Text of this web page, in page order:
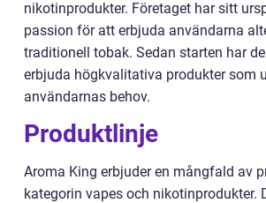
nikotinprodukter. Företaget har sitt
passion för att erbjuda användarna
traditionell tobak. Sedan starten har
erbjuda högkvalitativa produkter som
användarnas behov.
Produktlinje
Aroma King erbjuder en mångfald av
kategorin vapes och nikotinprodukter.